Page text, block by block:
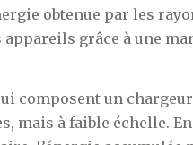
obtenue par les
grâce à une
composent un
mais à faible échelle.